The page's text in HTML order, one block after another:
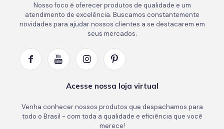
Nosso foco é oferecer produtos de qualidade e um
atendimento de excelência. Buscamos constantemente
novidades para ajudar nossos clientes a se destacarem em
seus mercados.
Acesse nossa loja virtual
Venha conhecer nossos produtos que despachamos para
todo o Brasil - com toda a qualidade e eficiência que você
merece!